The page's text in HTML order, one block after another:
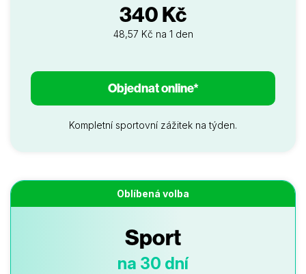
340 Kč
48,57 Kč na 1 den
Objednat online*
Kompletní sportovní zážitek na týden.
Oblíbená volba
Sport
na 30 dní